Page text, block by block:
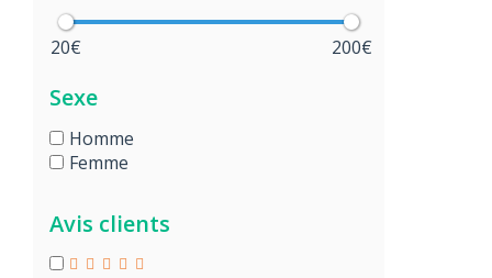
20€ 200€
Sexe
Homme
Femme
Avis clients